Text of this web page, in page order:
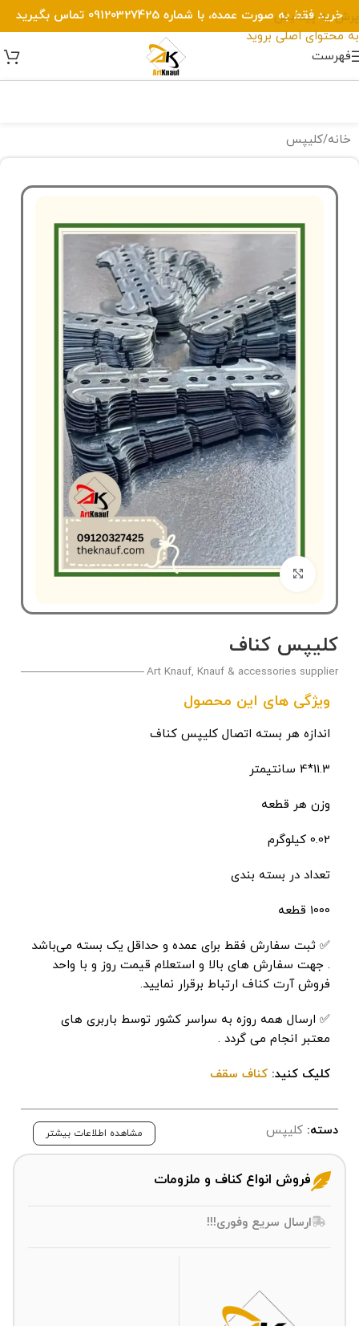
پرش به پیمایش
به محتوای اصلی بروید
خرید فقط به صورت عمده، با شماره 09120327425 تماس بگیرید
فهرست
خانه/کلیپس
بزرگنمایی تصویر
کلیپس کناف
Art Knauf, Knauf & accessories supplier
ویژگی های این محصول
اندازه هر بسته اتصال کلیپس کناف
11.3*4 سانتیمتر
وزن هر قطعه
0.02 کیلوگرم
تعداد در بسته بندی
1000 قطعه
✅ ثبت سفارش فقط برای عمده و حداقل یک بسته می‌باشد
. جهت سفارش های بالا و استعلام قیمت روز و با واحد
فروش آرت کناف ارتباط برقرار نمایید.
✅ ارسال همه روزه به سراسر کشور توسط باربری های
معتبر انجام می گردد .
کلیک کنید: کناف سقف
دسته: کلیپس مشاهده اطلاعات بیشتر
فروش انواع کناف و ملزومات
ارسال سریع وفوری!!!